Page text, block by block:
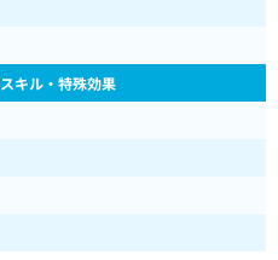
キル・特殊効果